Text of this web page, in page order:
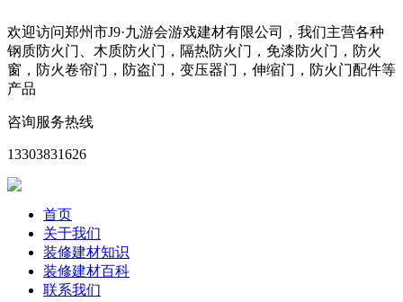
欢迎访问郑州市J9·九游会游戏建材有限公司，我们主营各种
钢质防火门、木质防火门，隔热防火门，免漆防火门，防火
窗，防火卷帘门，防盗门，变压器门，伸缩门，防火门配件等
产品
咨询服务热线
13303831626
首页
关于我们
装修建材知识
装修建材百科
联系我们